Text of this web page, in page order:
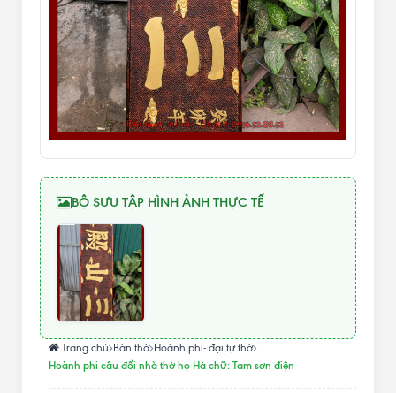
BỘ SƯU TẬP HÌNH ẢNH THỰC TẾ
Trang chủ Bàn thờ Hoành phi- đại tự thờ
Hoành phi câu đối nhà thờ họ Hà chữ: Tam sơn điện